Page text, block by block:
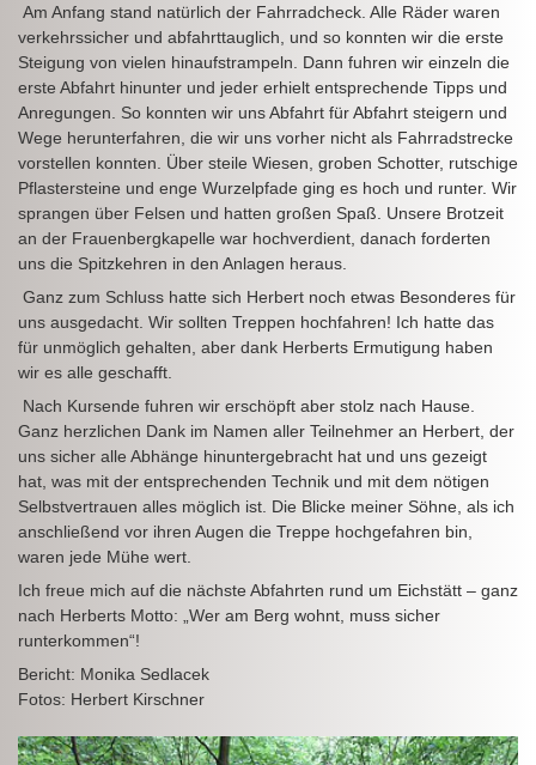
Am Anfang stand natürlich der Fahrradcheck. Alle Räder waren
verkehrssicher und abfahrttauglich, und so konnten wir die erste
Steigung von vielen hinaufstrampeln. Dann fuhren wir einzeln die
erste Abfahrt hinunter und jeder erhielt entsprechende Tipps und
Anregungen. So konnten wir uns Abfahrt für Abfahrt steigern und
Wege herunterfahren, die wir uns vorher nicht als Fahrradstrecke
vorstellen konnten. Über steile Wiesen, groben Schotter, rutschige
Pflastersteine und enge Wurzelpfade ging es hoch und runter. Wir
sprangen über Felsen und hatten großen Spaß. Unsere Brotzeit
an der Frauenbergkapelle war hochverdient, danach forderten
uns die Spitzkehren in den Anlagen heraus.
Ganz zum Schluss hatte sich Herbert noch etwas Besonderes für
uns ausgedacht. Wir sollten Treppen hochfahren! Ich hatte das
für unmöglich gehalten, aber dank Herberts Ermutigung haben
wir es alle geschafft.
Nach Kursende fuhren wir erschöpft aber stolz nach Hause.
Ganz herzlichen Dank im Namen aller Teilnehmer an Herbert, der
uns sicher alle Abhänge hinuntergebracht hat und uns gezeigt
hat, was mit der entsprechenden Technik und mit dem nötigen
Selbstvertrauen alles möglich ist. Die Blicke meiner Söhne, als ich
anschließend vor ihren Augen die Treppe hochgefahren bin,
waren jede Mühe wert.
Ich freue mich auf die nächste Abfahrten rund um Eichstätt – ganz
nach Herberts Motto: „Wer am Berg wohnt, muss sicher
runterkommen“!
Bericht: Monika Sedlacek
Fotos: Herbert Kirschner